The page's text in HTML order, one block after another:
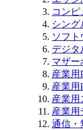
コンピ
シング
ソフト
デジタ
マザー
産業用
産業用
産業用
産業用
通信・